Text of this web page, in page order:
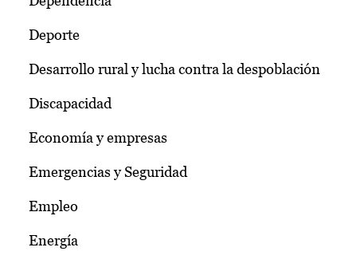
Deporte
Desarrollo rural y lucha contra la despoblación
Discapacidad
Economía y empresas
Emergencias y Seguridad
Empleo
Energía